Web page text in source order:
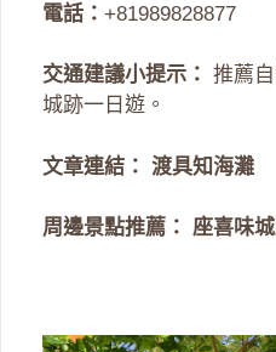
電話： +81989828877
交通建議小提示： 推薦
城跡一日遊。
文章連結： 渡具知海灘
周邊景點推薦： 座喜味